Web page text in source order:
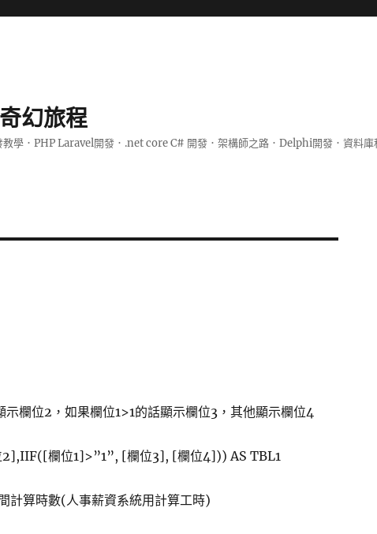
幻旅程
學．PHP Laravel開發．.net core C# 開發．架構師之路．Delphi開發．資料庫
示欄位2，如果欄位1>1的話顯示欄位3，其他顯示欄位4
欄位1]>”1”, [欄位3], [欄位4])) AS TBL1
計算時數(人事薪資系統用計算工時)